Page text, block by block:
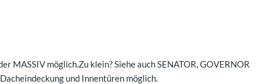
MASSIV möglich.Zu klein? Siehe auch SENATOR, GOVERNOR
und Innentüren möglich.